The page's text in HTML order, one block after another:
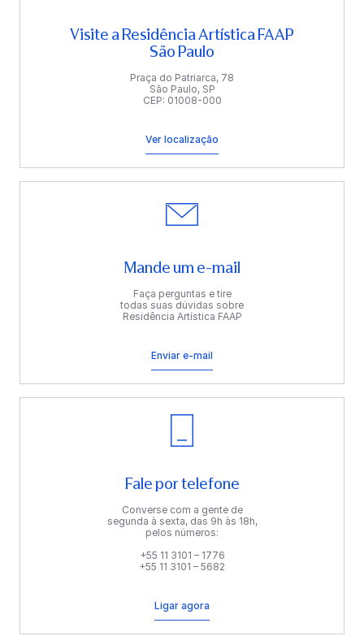
Visite a Residência Artística FAAP
São Paulo
Praça do Patriarca, 78
São Paulo, SP
CEP: 01008-000
Ver localização
Mande um e-mail
Faça perguntas e tire
todas suas dúvidas sobre
Residência Artística FAAP
Enviar e-mail
Fale por telefone
Converse com a gente de
segunda à sexta, das 9h às 18h,
pelos números:
+55 11 3101 – 1776
+55 11 3101 – 5682
Ligar agora